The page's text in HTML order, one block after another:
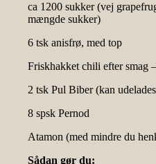
ca 1200 sukker (vej
mængde sukker)
6 tsk anisfrø, med top
Friskhakket chili efter smag
2 tsk Pul Biber (kan
8 spsk Pernod
Atamon (med mindre du
Sådan gør du: